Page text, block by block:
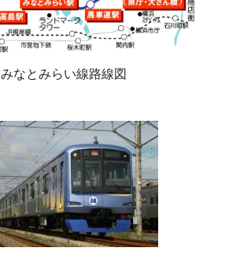
みなとみらい線路線図